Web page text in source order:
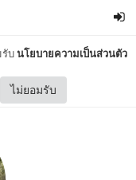
รับนโยบายความเป็นส่วนตัว
ไม่ยอมรับ